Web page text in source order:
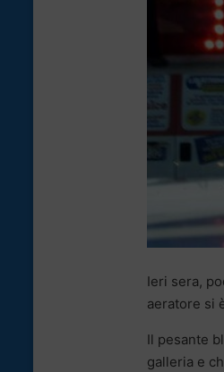
Ieri sera,
aeratore si
Il pesante
galleria e